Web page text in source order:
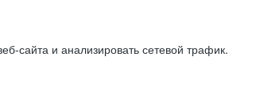
сайта и анализировать сетевой трафик.